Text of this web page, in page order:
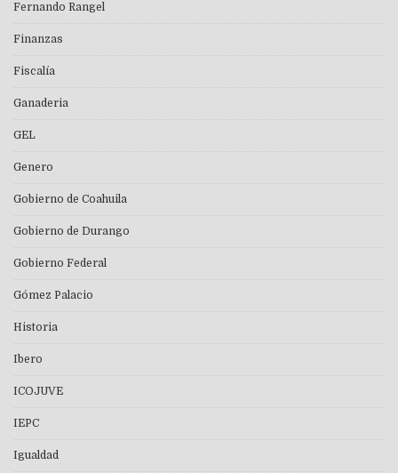
Fernando Rangel
Finanzas
Fiscalía
Ganaderia
GEL
Genero
Gobierno de Coahuila
Gobierno de Durango
Gobierno Federal
Gómez Palacio
Historia
Ibero
ICOJUVE
IEPC
Igualdad